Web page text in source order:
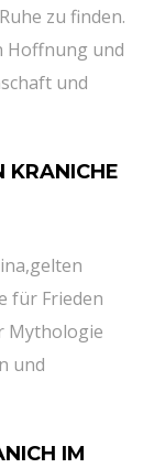
zu ‍finden.
Hoffnung und
und
KRANICHE
für‍ Frieden
Mythologie
und
IM‌